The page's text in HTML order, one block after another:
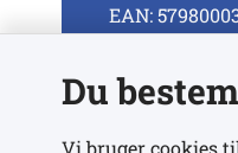
EAN:
Se alle
Du
Vi bruger cookies